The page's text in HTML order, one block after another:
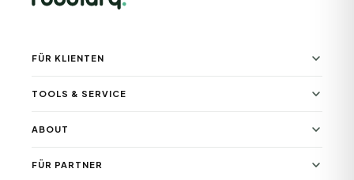
FÜR KLIENTEN
TOOLS & SERVICE
ABOUT
FÜR PARTNER